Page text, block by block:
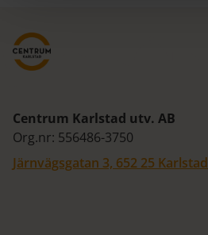
Centrum Karlstad utv. AB
Org.nr: 556486-3750
Järnvägsgatan 3, 652 25 Karlstad